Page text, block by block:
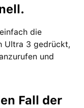
die
Ultra 3 gedrückt,
und
Fall der